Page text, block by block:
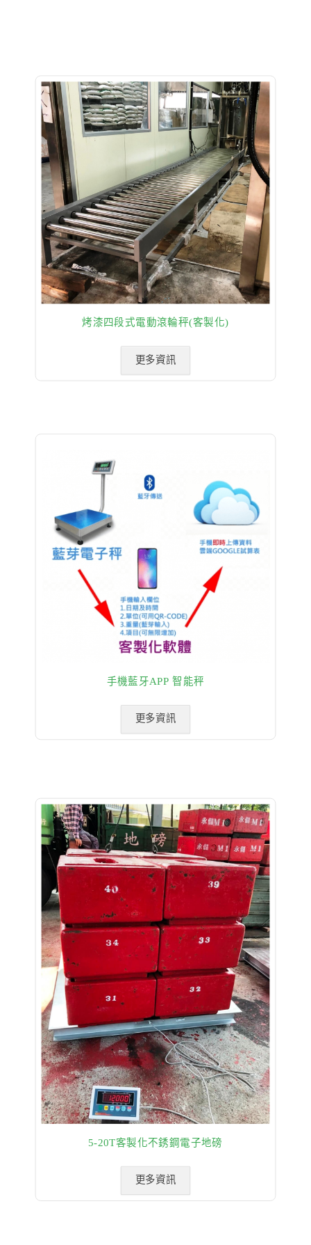
烤漆四段式電動滾輪秤(客製化)
更多資訊
手機藍牙APP 智能秤
更多資訊
5-20T客製化不銹鋼電子地磅
更多資訊